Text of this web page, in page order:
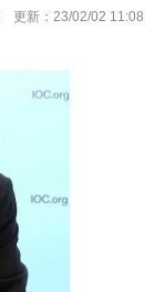
更新： 23/02/02 11:08